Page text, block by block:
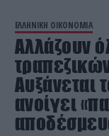
ΕΛΛΗΝΙΚΗ ΟΙΚΟΝΟΜΙΑ
Αλλάζουν
Αυξάνεται
ανοίγει